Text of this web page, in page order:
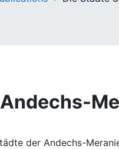
der Andechs-